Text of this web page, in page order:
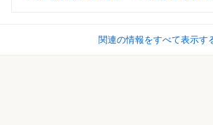
関連の情報をすべて表示す